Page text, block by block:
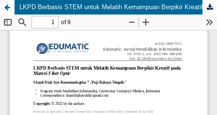
LKPD Berbasis STEM untuk Melatih Kemampuan Berpikir Kreatif pada Materi Fiber Optic